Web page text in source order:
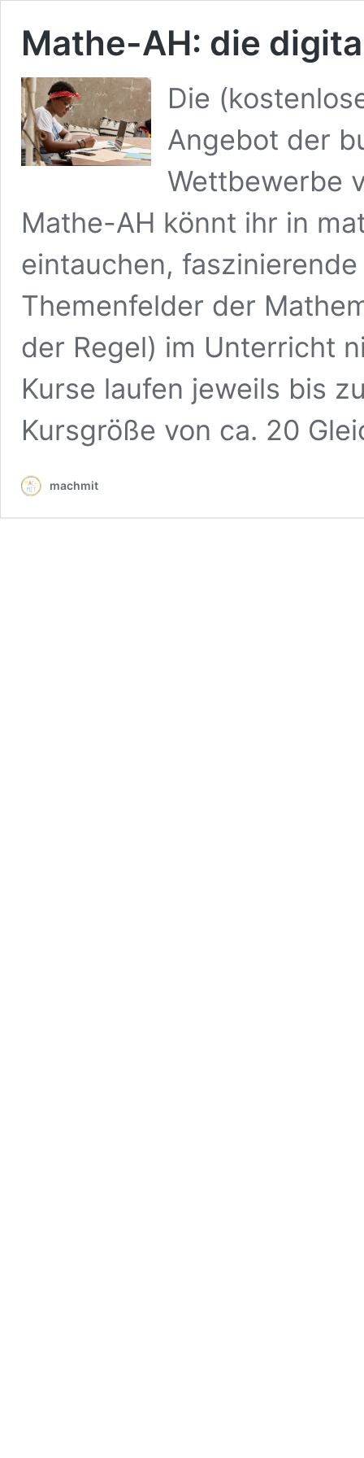
Mathe-AH: die
Die
Angebot der
Wettbewerbe
Mathe-AH könnt ihr in
eintauchen,
Themenfelder der
der Regel) im Unterricht
Kurse laufen jeweils bis
Kursgröße von ca. 20
machmit